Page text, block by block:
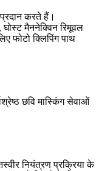
करते हैं।
घोस्ट मैननेक्विन रिमूवल
फोटो क्लिपिंग पाथ
छवि मास्किंग सेवाओं
नियंत्रण प्रक्रिया के